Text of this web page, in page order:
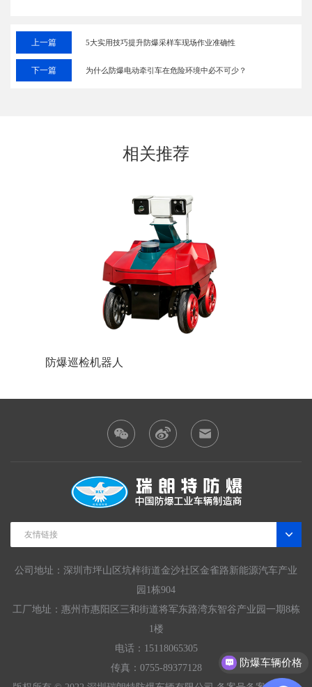
上一篇 5大实用技巧提升防爆采样车现场作业准确性
下一篇 为什么防爆电动牵引车在危险环境中必不可少？
相关推荐
防爆巡检机器人
友情链接
公司地址：深圳市坪山区坑梓街道金沙社区金雀路新能源汽车产业
园1栋904
工厂地址：惠州市惠阳区三和街道将军东路湾东智谷产业园一期8栋
1楼
电话：15118065305
传真：0755-89377128
防爆车辆价格